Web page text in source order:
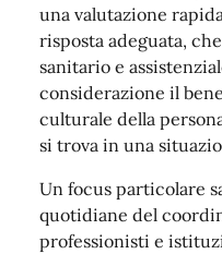
una valutazione
risposta adeguata,
sanitario e
considerazione il
culturale della
si trova in una
Un focus particolare
quotidiane del
professionisti e